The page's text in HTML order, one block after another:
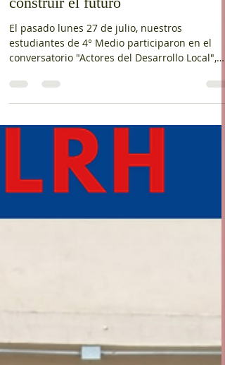
🗣️🤝 Conocer el territorio para
construir el futuro
El pasado lunes 27 de julio, nuestros
conversatorio "Actores del Desarrollo Local",
una instancia organizada por la Ilustre
la sala de reuniones del Liceo Dr. Roberto
Humeres Oyaneder. La jornada fue moderada
por la alcaldesa Carmen Castillo, junto a parte
de su equipo de gestión, quienes dialogaron
con nuestros estudiantes sobre el desarrollo